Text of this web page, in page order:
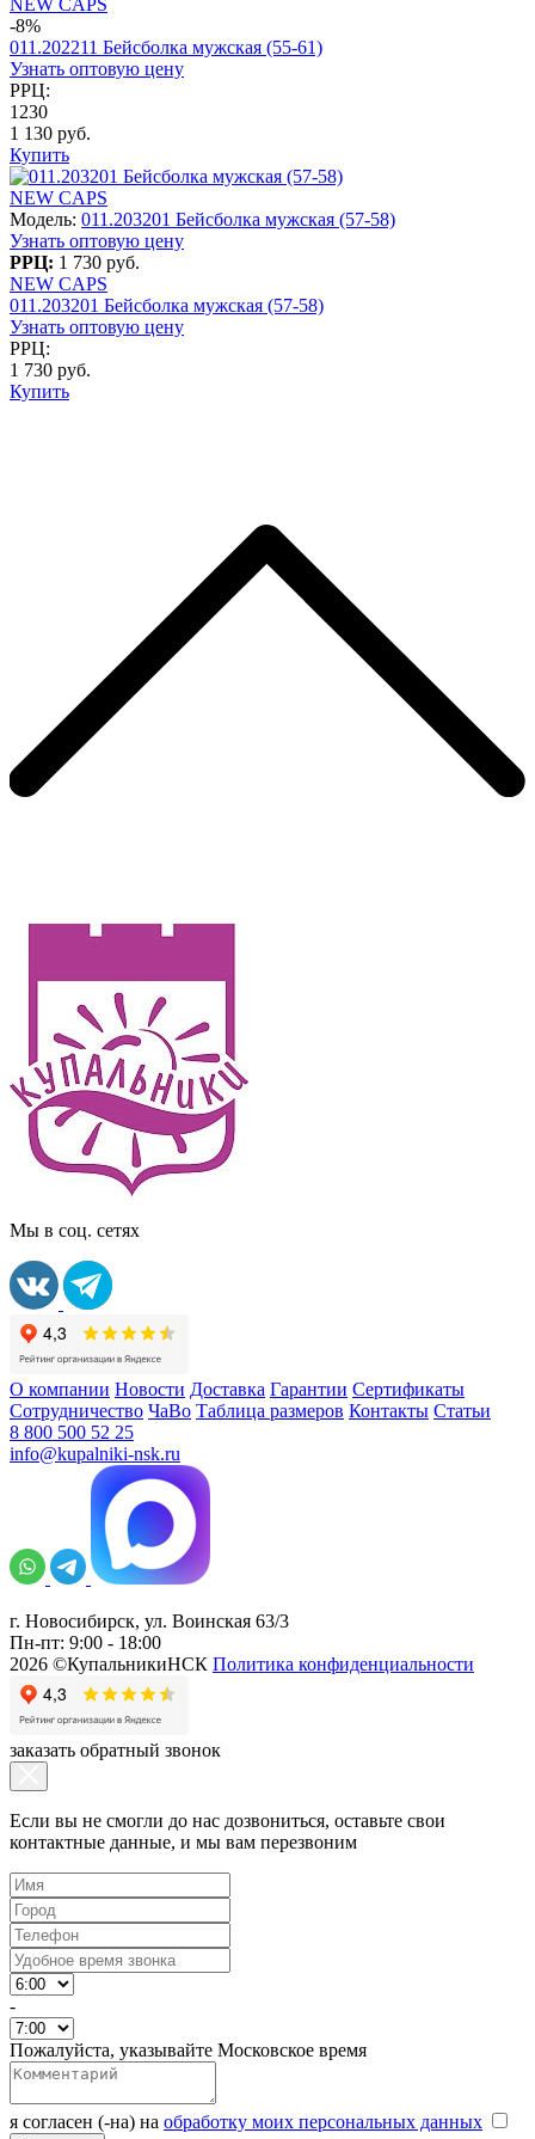
-8%
011.202211 Бейсболка мужская (55-61)
Узнать оптовую цену
РРЦ:
1230
1 130 руб.
Купить
NEW CAPS
Модель: 011.203201 Бейсболка мужская (57-58)
Узнать оптовую цену
РРЦ: 1 730 руб.
NEW CAPS
011.203201 Бейсболка мужская (57-58)
Узнать оптовую цену
РРЦ:
1 730 руб.
Купить
Мы в соц. сетях
О компании Новости Доставка Гарантии Сертификаты
Сотрудничество ЧаВо Таблица размеров Контакты Статьи
8 800 500 52 25
info@kupalniki-nsk.ru
г. Новосибирск, ул. Воинская 63/3
Пн-пт: 9:00 - 18:00
2026 ©КупальникиНСК Политика конфиденциальности
заказать обратный звонок
Если вы не смогли до нас дозвониться, оставьте свои
контактные данные, и мы вам перезвоним
-
Пожалуйста, указывайте Московское время
я согласен (-на) на обработку моих персональных данных